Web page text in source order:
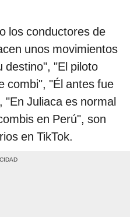
los conductores de
unos movimientos
destino", "El piloto
combi", "Él antes fue
"En Juliaca es normal
en Perú", son
en TikTok.